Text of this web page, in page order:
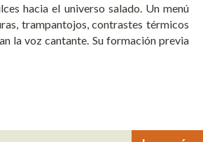
hacia el universo salado. Un menú
trampantojos, contrastes térmicos
la voz cantante. Su formación previa